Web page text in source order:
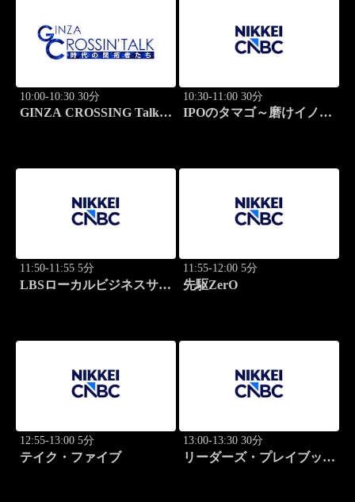
10:00-10:30 30分
GINZA CROSSING Talk
10:30-11:00 30分
IPOのタマゴ～磨けイノベ
11:50-11:55 5分
LBSローカルビジネスサテ
11:55-12:00 5分
先駆ZerO
12:55-13:00 5分
テイク・ファイブ
13:00-13:30 30分
リーダーズ・プレイブック